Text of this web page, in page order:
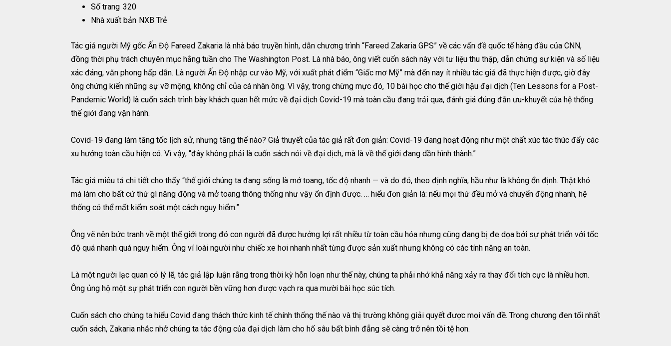
Số trang 320
Nhà xuất bản NXB Trẻ
Tác giả người Mỹ gốc Ấn Độ Fareed Zakaria là nhà báo truyền hình, dẫn chương trình “Fareed Zakaria GPS” về các vấn đề quốc tế hàng đầu của CNN,
đồng thời phụ trách chuyên mục hằng tuần cho The Washington Post. Là nhà báo, ông viết cuốn sách này với tư liệu thu thập, dẫn chứng sự kiện và số liệu
xác đáng, văn phong hấp dẫn. Là người Ấn Độ nhập cư vào Mỹ, với xuất phát điểm “Giấc mơ Mỹ” mà đến nay ít nhiều tác giả đã thực hiện được, giờ đây
ông chứng kiến những sự vỡ mộng, không chỉ của cá nhân ông. Vì vậy, trong chừng mực đó, 10 bài học cho thế giới hậu đại dịch (Ten Lessons for a Post-
Pandemic World) là cuốn sách trình bày khách quan hết mức về đại dịch Covid-19 mà toàn cầu đang trải qua, đánh giá đúng đắn ưu-khuyết của hệ thống
thế giới đang vận hành.
Covid-19 đang làm tăng tốc lịch sử, nhưng tăng thế nào? Giả thuyết của tác giả rất đơn giản: Covid-19 đang hoạt động như một chất xúc tác thúc đẩy các
xu hướng toàn cầu hiện có. Vì vậy, “đây không phải là cuốn sách nói về đại dịch, mà là về thế giới đang dần hình thành.”
Tác giả miêu tả chi tiết cho thấy “thế giới chúng ta đang sống là mở toang, tốc độ nhanh — và do đó, theo định nghĩa, hầu như là không ổn định. Thật khó
mà làm cho bất cứ thứ gì năng động và mở toang thông thống như vậy ổn định được. … hiểu đơn giản là: nếu mọi thứ đều mở và chuyển động nhanh, hệ
thống có thể mất kiểm soát một cách nguy hiểm.”
Ông vẽ nên bức tranh về một thế giới trong đó con người đã được hưởng lợi rất nhiều từ toàn cầu hóa nhưng cũng đang bị đe dọa bởi sự phát triển với tốc
độ quá nhanh quá nguy hiểm. Ông ví loài người như chiếc xe hơi nhanh nhất từng được sản xuất nhưng không có các tính năng an toàn.
Là một người lạc quan có lý lẽ, tác giả lập luận rằng trong thời kỳ hỗn loạn như thế này, chúng ta phải nhớ khả năng xảy ra thay đổi tích cực là nhiều hơn.
Ông ủng hộ một sự phát triển con người bền vững hơn được vạch ra qua mười bài học súc tích.
Cuốn sách cho chúng ta hiểu Covid đang thách thức kinh tế chính thống thế nào và thị trường không giải quyết được mọi vấn đề. Trong chương đen tối nhất
cuốn sách, Zakaria nhắc nhở chúng ta tác động của đại dịch làm cho hố sâu bất bình đẳng sẽ càng trở nên tồi tệ hơn.